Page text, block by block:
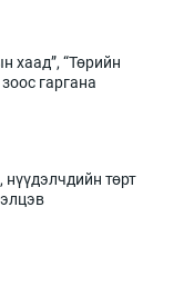
хаад”, “Төрийн
гаргана
нүүдэлчдийн төрт